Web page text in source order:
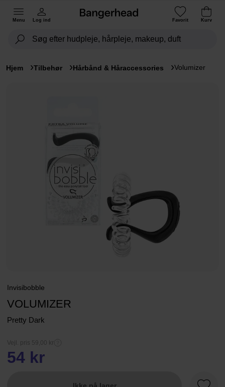
Menu Log ind Favorit Kurv
Hjem Tilbehør Hårbånd & Håraccessories Volumizer
Invisibobble
VOLUMIZER
Pretty Dark
Vejl. pris 59,00 kr
54 kr